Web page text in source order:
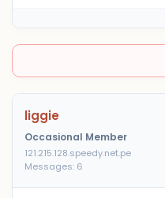
liggie
Occasional Member
121.215.128.speedy.net.pe
Messages: 6